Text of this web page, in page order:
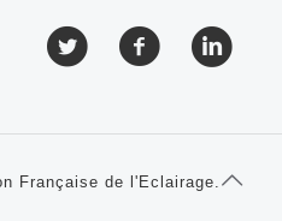
Française de l'Eclairage.